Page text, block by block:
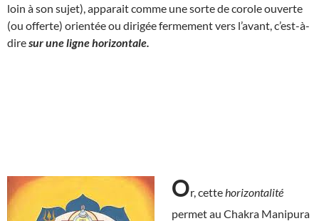
loin à son sujet), apparait comme une sorte de corole ouverte
(ou offerte) orientée ou dirigée fermement vers l’avant, c’est-à-
diresur une ligne horizontale.
Or, cette horizontalité
permet au Chakra Manipura